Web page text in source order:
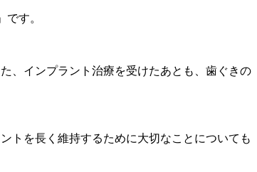
す。
、インプラント治療を受けたあとも、歯ぐきの
トを長く維持するために大切なことについても